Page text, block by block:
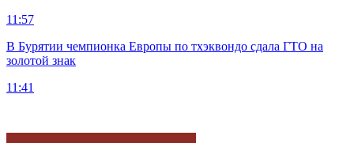
11:57
В Бурятии чемпионка Европы по тхэквондо сдала ГТО на
золотой знак
11:41